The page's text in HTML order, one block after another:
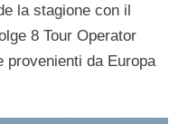
la stagione con il
8 Tour Operator
provenienti da Europa